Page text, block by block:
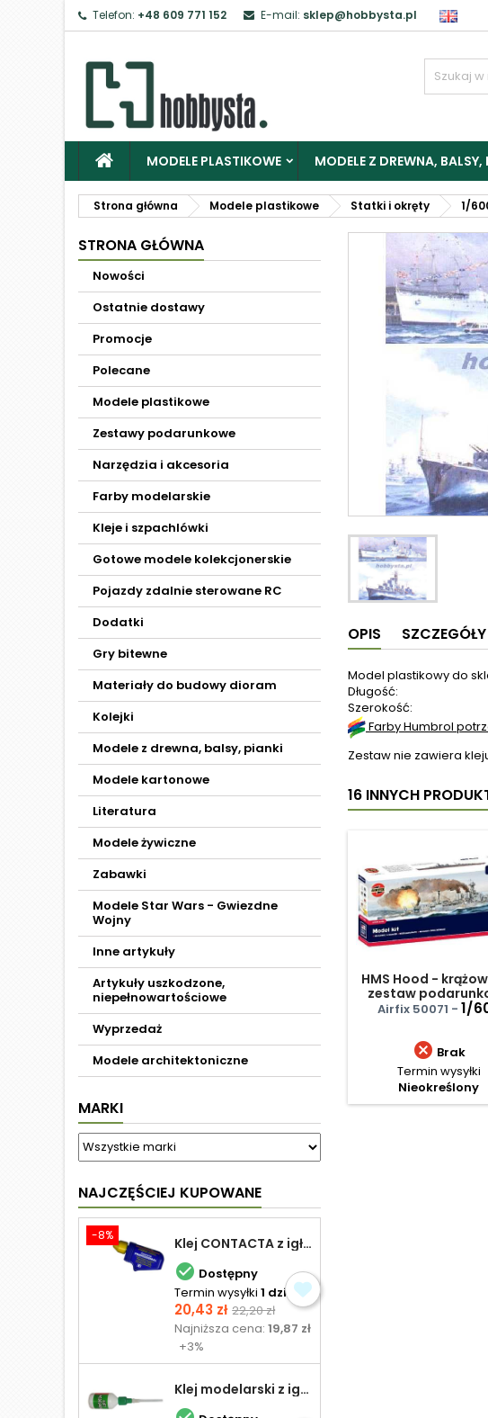
Telefon: +48 609 771 152 E-mail: sklep@hobbysta.pl
MODELE PLASTIKOWE MODELE Z DREWNA, BALSY,
Strona główna Modele plastikowe Statki i okręty 1/
STRONA GŁÓWNA
Nowości
Ostatnie dostawy
Promocje
Polecane
Modele plastikowe
Zestawy podarunkowe
Narzędzia i akcesoria
Farby modelarskie
Kleje i szpachlówki
Gotowe modele kolekcjonerskie
Pojazdy zdalnie sterowane RC
Dodatki
Gry bitewne
Materiały do budowy dioram
Kolejki
Modele z drewna, balsy, pianki
Modele kartonowe
Literatura
Modele żywiczne
Zabawki
Modele Star Wars - Gwiezdne
Wojny
Inne artykuły
Artykuły uszkodzone,
niepełnowartościowe
Wyprzedaż
Modele architektoniczne
MARKI
NAJCZĘŚCIEJ KUPOWANE
-8% Klej CONTACTA z igłą do plastiku 25,0 g
 Dostępny
Termin wysyłki 1 dzień
Cena
20,43 zł Cena
podstawowa
22,20 zł
Najniższa cena:19,87 zł
+3%
Klej modelarski z igłą 30 ml
OPIS
Model plastikowy do
Długość:
Szerokość:
Farby Humbrol
Zestaw nie zawiera
16 INNYCH
HMS Hood -
zestaw
Airfix 50071 - 1/
 Brak
Termin wysyłki
Nieokreślony